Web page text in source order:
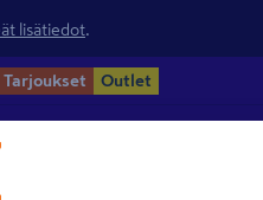
lisätiedot
Tarjoukset Outlet